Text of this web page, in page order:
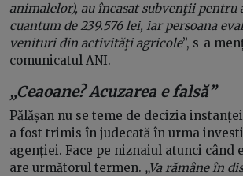
animalelor), au încasat subvenţii
cuantum de 239.576 lei, iar persoana
venituri din activităţi agricole”, s-a
comunicatul ANI.
„Ceaoane? Acuzarea e falsă”
Pălășan nu se teme de decizia
a fost trimis în judecată în urma
agenției. Face pe niznaiul atunci când
are următorul termen. „Va rămâne în